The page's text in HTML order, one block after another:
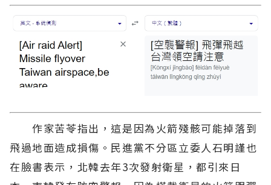
作家苦苓指出，這是因為火箭殘骸可能掉落到
飛過地面造成損傷。民進黨不分區立委人石明謹也
在臉書表示，北韓去年3次發射衛星，都引來日